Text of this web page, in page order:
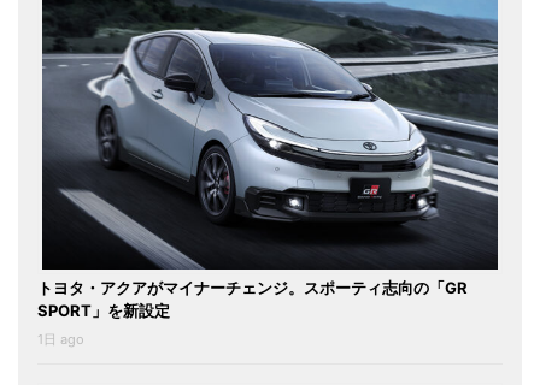
トヨタ・アクアがマイナーチェンジ。スポーティ志向の「GR
SPORT」を新設定
1日 ago